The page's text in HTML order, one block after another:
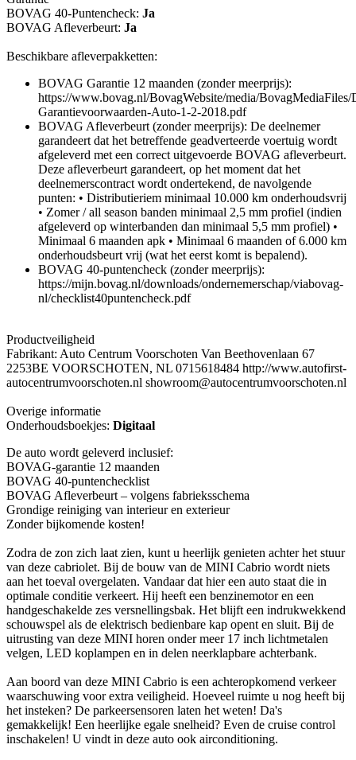
BOVAG 40-Puntencheck: Ja
BOVAG Afleverbeurt: Ja
Beschikbare afleverpakketten:
BOVAG Garantie 12 maanden (zonder meerprijs):
https://www.bovag.nl/BovagWebsite/media/
Garantievoorwaarden-Auto-1-2-2018.pdf
BOVAG Afleverbeurt (zonder meerprijs): De deelnemer
garandeert dat het betreffende geadverteerde voertuig wordt
afgeleverd met een correct uitgevoerde BOVAG afleverbeurt.
Deze afleverbeurt garandeert, op het moment dat het
deelnemerscontract wordt ondertekend, de navolgende
punten: • Distributieriem minimaal 10.000 km onderhoudsvrij
• Zomer / all season banden minimaal 2,5 mm profiel (indien
afgeleverd op winterbanden dan minimaal 5,5 mm profiel) •
Minimaal 6 maanden apk • Minimaal 6 maanden of 6.000 km
onderhoudsbeurt vrij (wat het eerst komt is bepalend).
BOVAG 40-puntencheck (zonder meerprijs):
https://mijn.bovag.nl/downloads/ondernemerschap/viabovag-
nl/checklist40puntencheck.pdf
Productveiligheid
Fabrikant: Auto Centrum Voorschoten Van Beethovenlaan 67
2253BE VOORSCHOTEN, NL 0715618484 http://www.autofirst-
autocentrumvoorschoten.nl showroom@autocentrumvoorschoten.nl
Overige informatie
Onderhoudsboekjes: Digitaal
De auto wordt geleverd inclusief:
BOVAG-garantie 12 maanden
BOVAG 40-puntenchecklist
BOVAG Afleverbeurt – volgens fabrieksschema
Grondige reiniging van interieur en exterieur
Zonder bijkomende kosten!
Zodra de zon zich laat zien, kunt u heerlijk genieten achter het stuur
van deze cabriolet. Bij de bouw van de MINI Cabrio wordt niets
aan het toeval overgelaten. Vandaar dat hier een auto staat die in
optimale conditie verkeert. Hij heeft een benzinemotor en een
handgeschakelde zes versnellingsbak. Het blijft een indrukwekkend
schouwspel als de elektrisch bedienbare kap opent en sluit. Bij de
uitrusting van deze MINI horen onder meer 17 inch lichtmetalen
velgen, LED koplampen en in delen neerklapbare achterbank.
Aan boord van deze MINI Cabrio is een achteropkomend verkeer
waarschuwing voor extra veiligheid. Hoeveel ruimte u nog heeft bij
het insteken? De parkeersensoren laten het weten! Da's
gemakkelijk! Een heerlijke egale snelheid? Even de cruise control
inschakelen! U vindt in deze auto ook airconditioning.